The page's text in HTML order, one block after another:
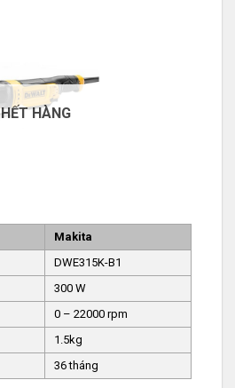
HẾT HÀNG
Makita
DWE315K-B1
300 W
0 – 22000 rpm
1.5kg
36 tháng